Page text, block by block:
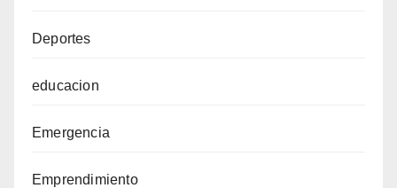
Deportes
educacion
Emergencia
Emprendimiento